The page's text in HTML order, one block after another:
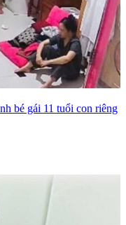
bé gái 11 tuổi con riêng